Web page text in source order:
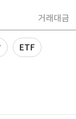
거래대금
ETF